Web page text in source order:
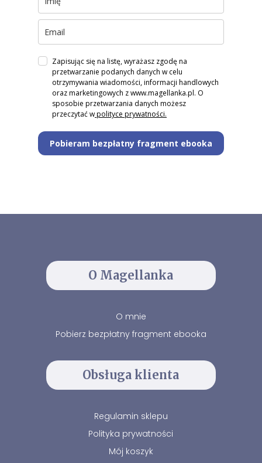
Zapisując się na listę, wyrażasz zgodę na
przetwarzanie podanych danych w celu
otrzymywania wiadomości, informacji handlowych
oraz marketingowych z www.magellanka.pl. O
sposobie przetwarzania danych możesz
przeczytać wpolityce prywatności.
Pobieram bezpłatny fragment ebooka
O Magellanka
O mnie
Pobierz bezpłatny fragment ebooka
Obsługa klienta
Regulamin sklepu
Polityka prywatności
Mój koszyk